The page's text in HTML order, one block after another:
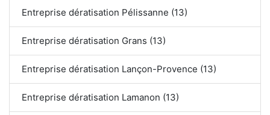
Entreprise dératisation Pélissanne (13)
Entreprise dératisation Grans (13)
Entreprise dératisation Lançon-Provence (13)
Entreprise dératisation Lamanon (13)